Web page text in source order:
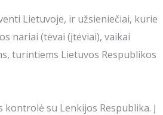
Lietuvoje, ir užsieniečiai, kurie
nariai (tėvai (įtėviai), vaikai
turintiems Lietuvos Respublikos
su Lenkijos Respublika. Į